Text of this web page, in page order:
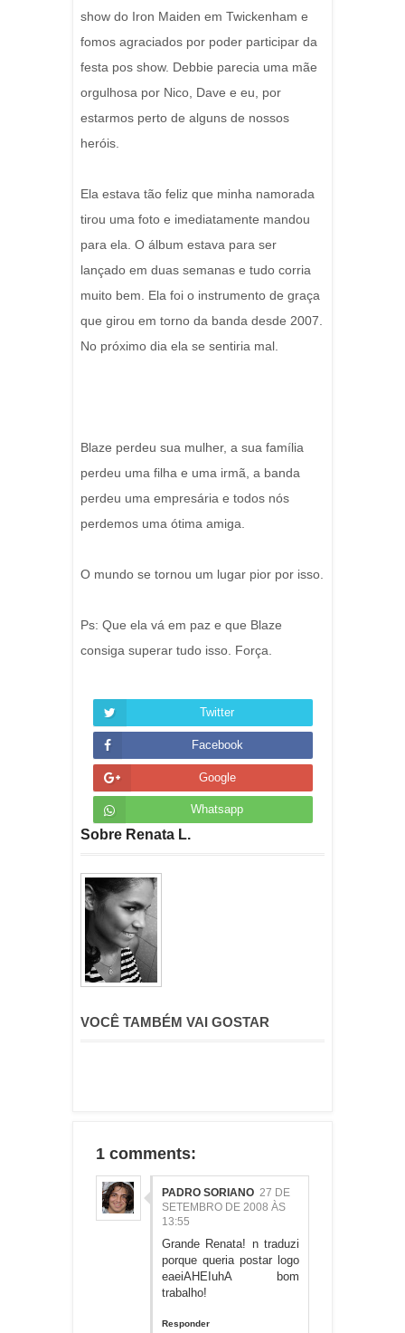
show do Iron Maiden em Twickenham e
fomos agraciados por poder participar da
festa pos show. Debbie parecia uma mãe
orgulhosa por Nico, Dave e eu, por
estarmos perto de alguns de nossos
heróis.
Ela estava tão feliz que minha namorada
tirou uma foto e imediatamente mandou
para ela. O álbum estava para ser
lançado em duas semanas e tudo corria
muito bem. Ela foi o instrumento de graça
que girou em torno da banda desde 2007.
No próximo dia ela se sentiria mal.
Blaze perdeu sua mulher, a sua família
perdeu uma filha e uma irmã, a banda
perdeu uma empresária e todos nós
perdemos uma ótima amiga.
O mundo se tornou um lugar pior por isso.
Ps: Que ela vá em paz e que Blaze
consiga superar tudo isso. Força.
Twitter
Facebook
Google
Whatsapp
Sobre Renata L.
VOCÊ TAMBÉM VAI GOSTAR
1 comments:
PADRO SORIANO 27 DE
SETEMBRO DE 2008 ÀS
13:55
Grande Renata! n traduzi
porque queria postar logo
eaeiAHEIuhA bom
trabalho!
Responder